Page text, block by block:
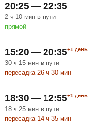
20:25 — 22:35
2 ч 10 мин в пути
прямой
15:20 — 20:35+1 день
30 ч 15 мин в пути
пересадка 26 ч 30 мин
18:30 — 12:55+1 день
18 ч 25 мин в пути
пересадка 14 ч 35 мин